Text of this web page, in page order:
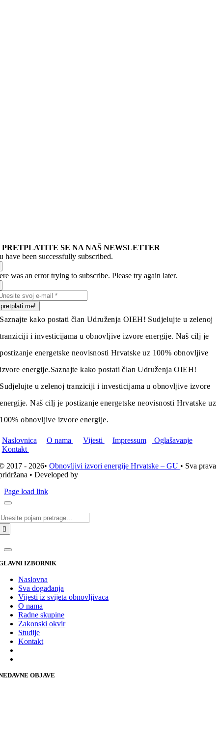
PRETPLATITE SE NA NAŠ NEWSLETTER
have been successfully subscribed.
was an error trying to subscribe. Please try again later.
pretplati me!
Saznajte kako postati član Udruženja OIEH! Sudjelujte u zelenoj
tranziciji i investicijama u obnovljive izvore energije. Naš cilj je
postizanje energetske neovisnosti Hrvatske uz 100% obnovljive
izvore energije.Saznajte kako postati član Udruženja OIEH!
Sudjelujte u zelenoj tranziciji i investicijama u obnovljive izvore
energije. Naš cilj je postizanje energetske neovisnosti Hrvatske uz
100% obnovljive izvore energije.
Naslovnica O nama Vijesti Impressum
Oglašavanje
Kontakt
2017 - 2026•Obnovljivi izvori energije Hrvatske – GU • Sva prava
• Developed by
Page load link
IZBORNIK
Naslovna
Sva događanja
Vijesti iz svijeta obnovljivaca
O nama
Radne skupine
Zakonski okvir
Studije
Kontakt
OBJAVE